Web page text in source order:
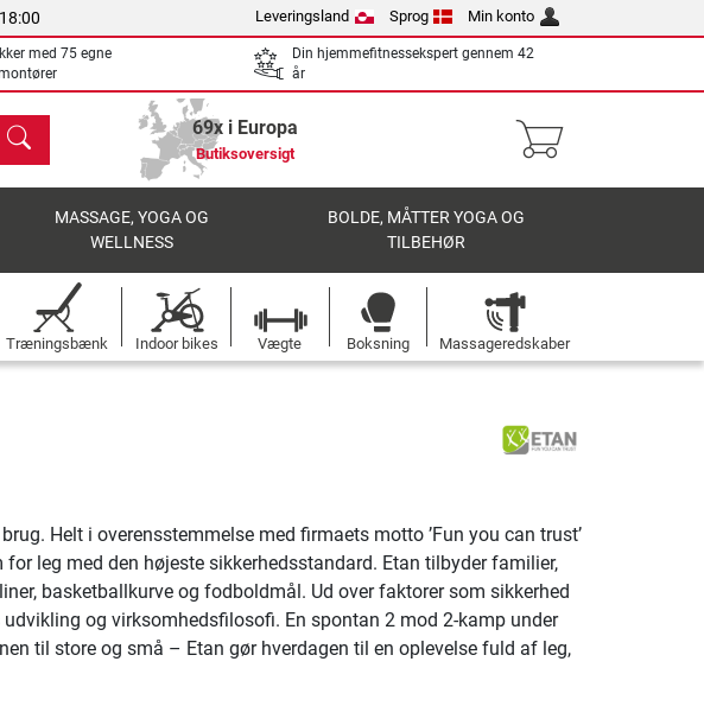
Leveringsland Sprog Min konto
med 75 egne
Din hjemmefitnessekspert gennem 42
år
69x i Europa
Butiksoversigt
MASSAGE, YOGA OG
WELLNESS
BOLDE, MÅTTER YOGA OG
TILBEHØR
Træningsbænk Indoor bikes Vægte Boksning Massageredskaber
Helt i overensstemmelse med firmaets motto ’Fun you can trust’
leg med den højeste sikkerhedsstandard. Etan tilbyder familier,
basketballkurve og fodboldmål. Ud over faktorer som sikkerhed
og virksomhedsfilosofi. En spontan 2 mod 2-kamp under
til store og små – Etan gør hverdagen til en oplevelse fuld af leg,